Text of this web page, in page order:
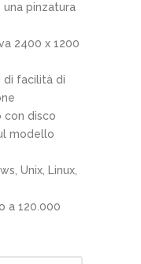
pinzatura
2400 x 1200
di facilità di
disco
modello
Unix, Linux,
a 120.000